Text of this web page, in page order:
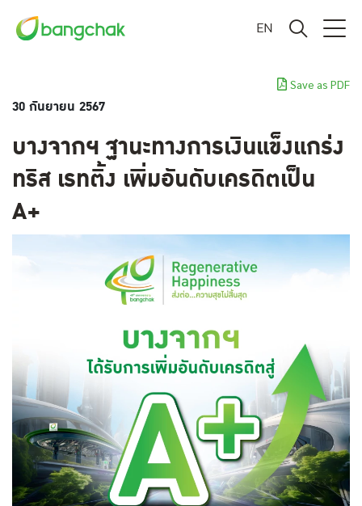
EN
Save as PDF
30 กันยายน 2567
บางจากฯ ฐานะทางการเงินแข็งแกร่ง
ทริส เรทติ้ง เพิ่มอันดับเครดิตเป็น
A+